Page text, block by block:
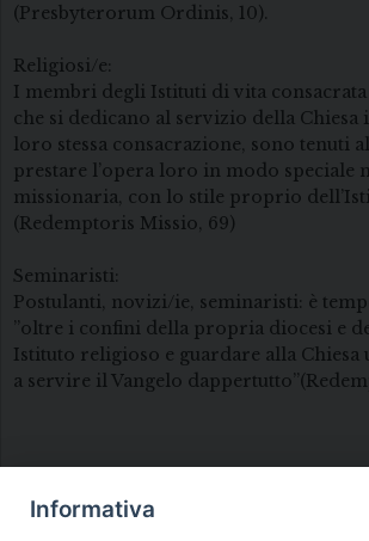
(Presbyterorum Ordinis, 10).
Religiosi/e:
I membri degli Istituti di vita
che si dedicano al servizio della Chiesa
loro stessa consacrazione, sono tenuti
prestare l’opera loro in modo speciale
missionaria, con lo stile proprio
(Redemptoris Missio, 69)
Seminaristi:
Postulanti, novizi/ie, seminaristi: è
”oltre i confini della propria diocesi e
Istituto religioso e guardare alla
a servire il Vangelo
Informativa